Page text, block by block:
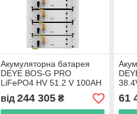
Акумуляторна батарея
DEYE BOS-G PRO
LiFePO4 HV 51.2 V 100AH
5.12 kWh | високовольтова
збірка
від 244 305₴ 61